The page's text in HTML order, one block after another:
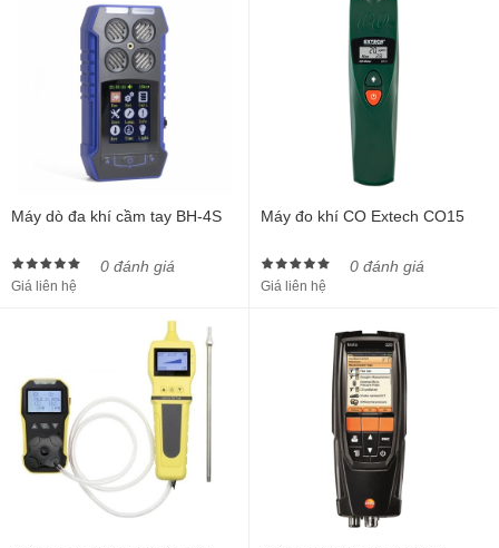
Máy dò đa khí cầm tay BH-4S
0 đánh giá
Giá liên hệ
Máy đo khí CO Extech CO15
0 đánh giá
Giá liên hệ